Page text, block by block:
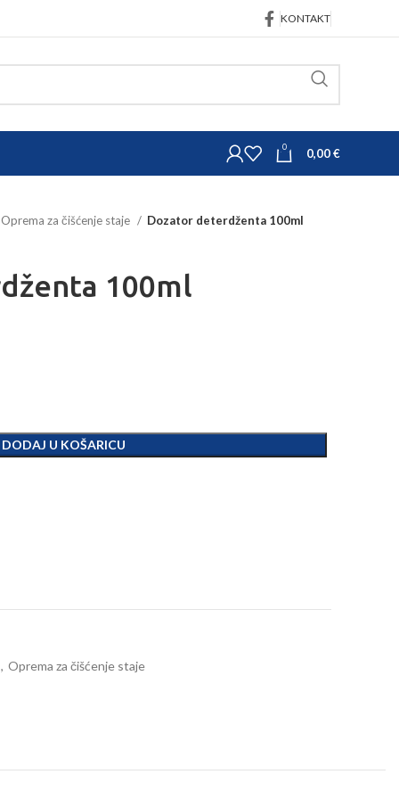
KONTAKT
0 0,00€
Oprema za čišćenje staje Dozator deterdženta 100ml
100ml
DODAJ U KOŠARICU
, Oprema za čišćenje staje